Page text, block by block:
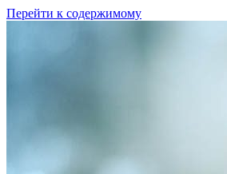
Перейти к содержимому